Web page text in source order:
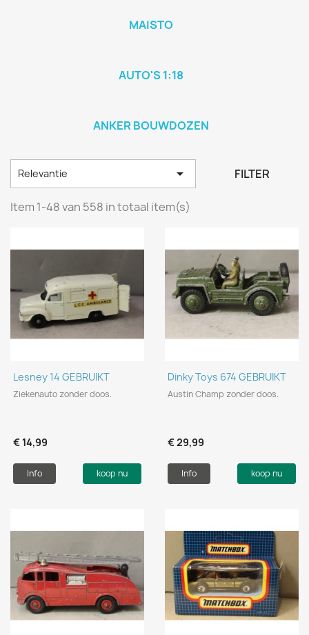
MAISTO
AUTO'S 1:18
ANKER BOUWDOZEN
Relevantie  FILTER
Item 1-48 van 558 in totaal item(s)
Lesney 14 GEBRUIKT
Ziekenauto zonder doos.
€ 14,99
Info koop nu
Dinky Toys 674 GEBRUIKT
Austin Champ zonder doos.
€ 29,99
Info koop nu